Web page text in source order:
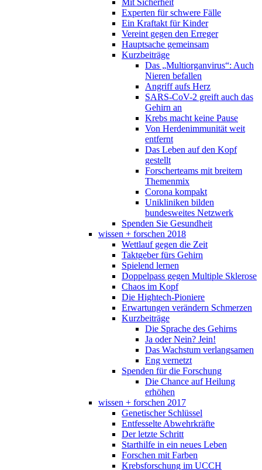
Mit Sicherheit
Experten für schwere Fälle
Ein Kraftakt für Kinder
Vereint gegen den Erreger
Hauptsache gemeinsam
Kurzbeiträge
Das „Multiorganvirus“: Auch
Nieren befallen
Angriff aufs Herz
SARS-CoV-2 greift auch das
Gehirn an
Krebs macht keine Pause
Von Herdenimmunität weit
entfernt
Das Leben auf den Kopf
gestellt
Forscherteams mit breitem
Themenmix
Corona kompakt
Unikliniken bilden
bundesweites Netzwerk
Spenden Sie Gesundheit
wissen + forschen 2018
Wettlauf gegen die Zeit
Taktgeber fürs Gehirn
Spielend lernen
Doppelpass gegen Multiple Sklerose
Chaos im Kopf
Die Hightech-Pioniere
Erwartungen verändern Schmerzen
Kurzbeiträge
Die Sprache des Gehirns
Ja oder Nein? Jein!
Das Wachstum verlangsamen
Eng vernetzt
Spenden für die Forschung
Die Chance auf Heilung
erhöhen
wissen + forschen 2017
Genetischer Schlüssel
Entfesselte Abwehrkräfte
Der letzte Schritt
Starthilfe in ein neues Leben
Forschen mit Farben
Krebsforschung im UCCH